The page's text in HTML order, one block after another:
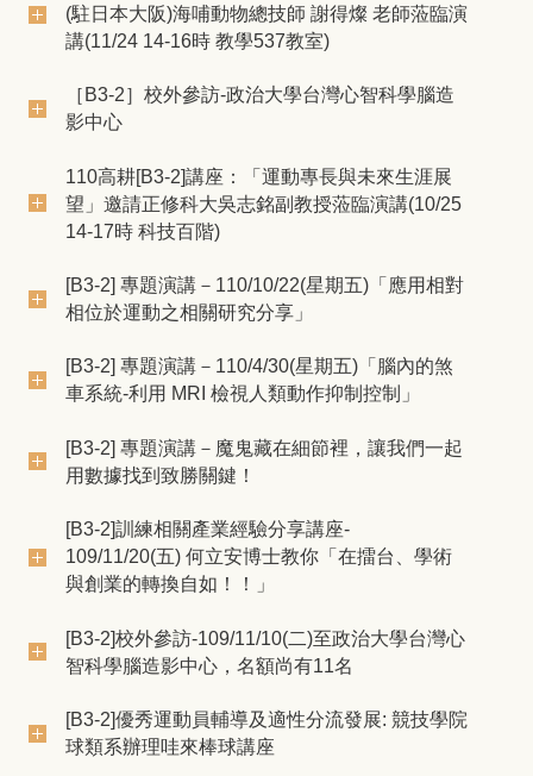
(駐日本大阪)海哺動物總技師 謝得燦 老師蒞臨演
講(11/24 14-16時 教學537教室)
［B3-2］校外參訪-政治大學台灣心智科學腦造
影中心
110高耕[B3-2]講座：「運動專長與未來生涯展
望」邀請正修科大吳志銘副教授蒞臨演講(10/25
14-17時 科技百階)
[B3-2] 專題演講－110/10/22(星期五)「應用相對
相位於運動之相關研究分享」
[B3-2] 專題演講－110/4/30(星期五)「腦內的煞
車系統-利用 MRI 檢視人類動作抑制控制」
[B3-2] 專題演講－魔鬼藏在細節裡，讓我們一起
用數據找到致勝關鍵！
[B3-2]訓練相關產業經驗分享講座-
109/11/20(五) 何立安博士教你「在擂台、學術
與創業的轉換自如！！​」
[B3-2]校外參訪-109/11/10(二)至政治大學台灣心
智科學腦造影中心，名額尚有11名
[B3-2]優秀運動員輔導及適性分流發展: 競技學院
球類系辦理哇來棒球講座